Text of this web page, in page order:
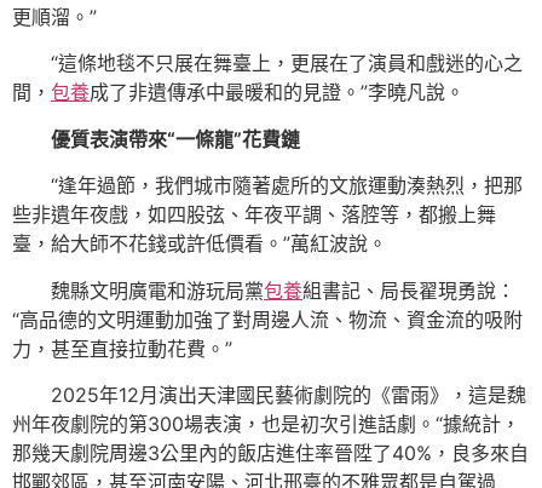
更順溜。”
“這條地毯不只展在舞臺上，更展在了演員和戲迷的心之
間， 包養成了非遺傳承中最暖和的見證。”李曉凡說。
優質表演帶來“一條龍”花費鏈
“逢年過節，我們城市隨著處所的文旅運動湊熱烈，把那
些非遺年夜戲，如四股弦、年夜平調、落腔等，都搬上舞
臺，給大師不花錢或許低價看。”萬紅波說。
魏縣文明廣電和游玩局黨包養組書記、局長翟現勇說：
“高品德的文明運動加強了對周邊人流、物流、資金流的吸附
力，甚至直接拉動花費。”
2025年12月演出天津國民藝術劇院的《雷雨》，這是魏
州年夜劇院的第300場表演，也是初次引進話劇。“據統計，
那幾天劇院周邊3公里內的飯店進住率晉陞了40%，良多來自
邯鄲郊區，甚至河南安陽、河北邢臺的不雅眾都是自駕過